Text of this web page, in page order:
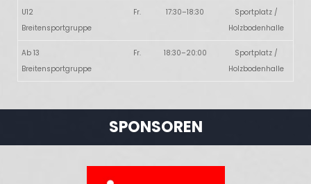
U12
Breitensportgruppe
Fr. 17:30–18:30
Sportplatz /
Holzbodenhalle
Ab 13
Breitensportgruppe
Fr. 18:30–20:00
Sportplatz /
Holzbodenhalle
SPONSOREN